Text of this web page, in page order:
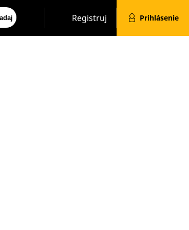
Registruj Prihlásenie